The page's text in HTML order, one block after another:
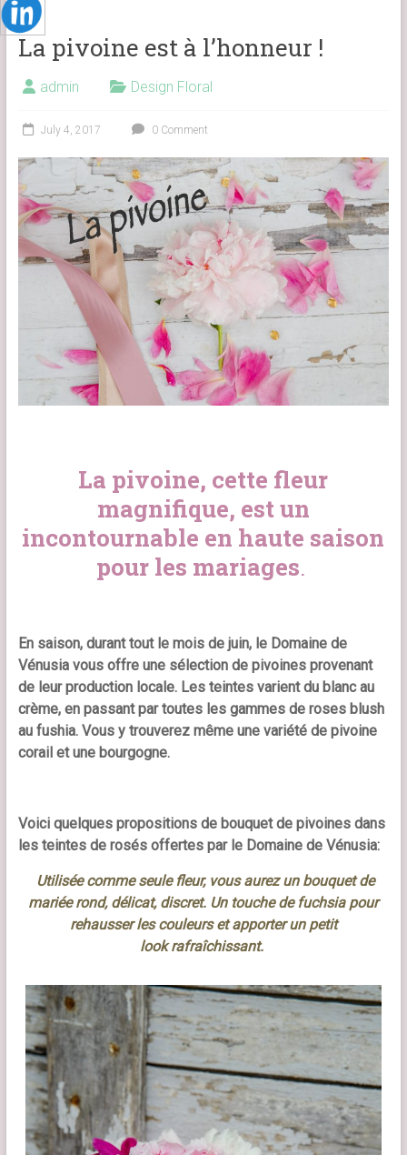
La pivoine est à l’honneur !
admin Design Floral
July 4, 2017 0 Comment
La pivoine, cette fleur
magnifique, est un
incontournable en haute saison
pour les mariages.
En saison, durant tout le mois de juin, le Domaine de
Vénusia vous offre une sélection de pivoines provenant
de leur production locale. Les teintes varient du blanc au
crème, en passant par toutes les gammes de roses blush
au fushia. Vous y trouverez même une variété de pivoine
corail et une bourgogne.
Voici quelques propositions de bouquet de pivoines dans
les teintes de rosés offertes par le Domaine de Vénusia:
Utilisée comme seule fleur,vous aurez un bouquet de
mariée rond, délicat, discret. Un touche de fuchsia pour
rehausser les couleurs et apporter un petit
look rafraîchissant.